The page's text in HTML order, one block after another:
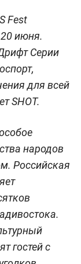
Fest
июня.
Серии
для всей
SHOT.
народов
Российская
гостей с